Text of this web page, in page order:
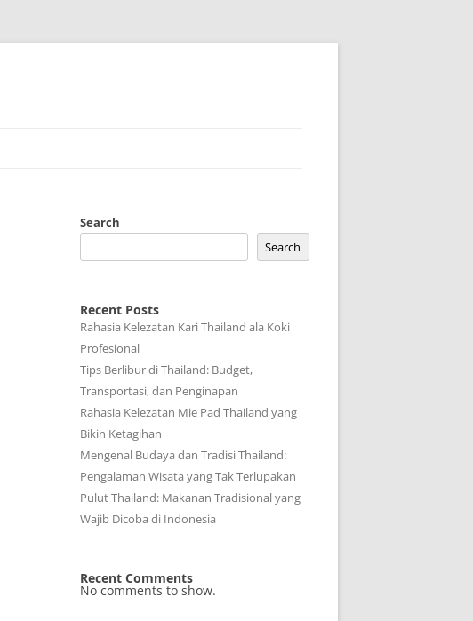
Search
Search
Recent Posts
Rahasia Kelezatan Kari Thailand ala Koki
Profesional
Tips Berlibur di Thailand: Budget,
Transportasi, dan Penginapan
Rahasia Kelezatan Mie Pad Thailand yang
Bikin Ketagihan
Mengenal Budaya dan Tradisi Thailand:
Pengalaman Wisata yang Tak Terlupakan
Pulut Thailand: Makanan Tradisional yang
Wajib Dicoba di Indonesia
Recent Comments
No comments to show.